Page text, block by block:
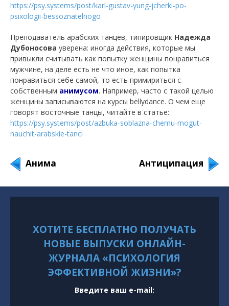
https://psy.systems/post/karl-gustav-yung-jcherki-po-
psixologii-bessoznatelnogo
Преподаватель арабских танцев, типировщик Надежда
Дубоносова уверена: иногда действия, которые мы
привыкли считывать как попытку женщины понравиться
мужчине, на деле есть не что иное, как попытка
понравиться себе самой, то есть примириться с
собственным анимусом. Например, часто с такой целью
женщины записываются на курсы bellydance. О чем еще
говорят восточные танцы, читайте в статье:
https://psy.systems/post/azbuka-soblazna-chemu-mogut-
nauchit-arabskie-tanci
Анима Антиципация
ХОТИТЕ БЕСПЛАТНО ПОЛУЧАТЬ
НОВЫЕ ВЫПУСКИ ОНЛАЙН-
ЖУРНАЛА «ПСИХОЛОГИЯ
ЭФФЕКТИВНОЙ ЖИЗНИ»?
Введите ваш e-mail: